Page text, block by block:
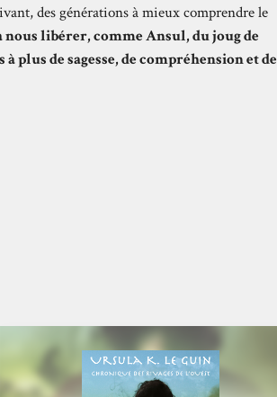
des générations à mieux comprendre le
nous libérer, comme Ansul, du joug de
plus de sagesse, de compréhension et de